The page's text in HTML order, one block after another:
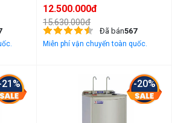
12.500.000đ
15.630.000đ
Đã bán567
Miễn phí vận chuyển toàn quốc.
-20%